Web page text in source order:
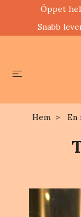
Öppet
Snabb
Hem En